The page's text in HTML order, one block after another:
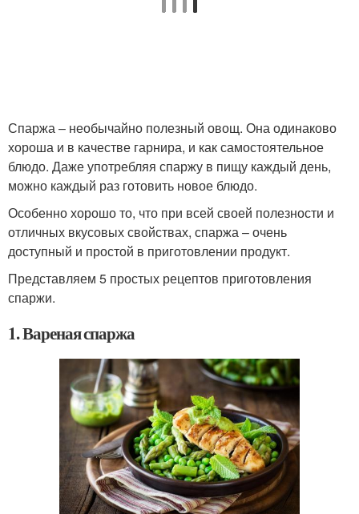
Спаржа – необычайно полезный овощ. Она одинаково
хороша и в качестве гарнира, и как самостоятельное
блюдо. Даже употребляя спаржу в пищу каждый день,
можно каждый раз готовить новое блюдо.
Особенно хорошо то, что при всей своей полезности и
отличных вкусовых свойствах, спаржа – очень
доступный и простой в приготовлении продукт.
Представляем 5 простых рецептов приготовления
спаржи.
1. Вареная спаржа